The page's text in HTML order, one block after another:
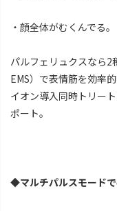
・顔全体がむくんでる。
パルフェリュクスなら2
EMS）で表情筋を効率
イオン導入同時トリー
ポート。
◆マルチパルスモード